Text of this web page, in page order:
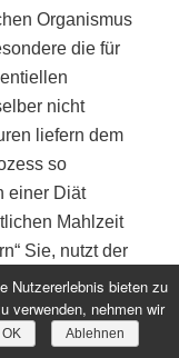
Organismus
die für
nicht
liefern dem
so
einer Diät
Mahlzeit
Sie, nutzt der
leider nicht
auch auf die
Nutzererlebnis bieten zu
verwenden, nehmen wir
OK Ablehnen